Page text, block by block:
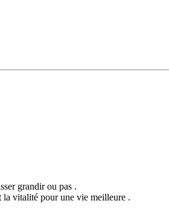
grandir ou pas .
la vitalité pour une vie meilleure .